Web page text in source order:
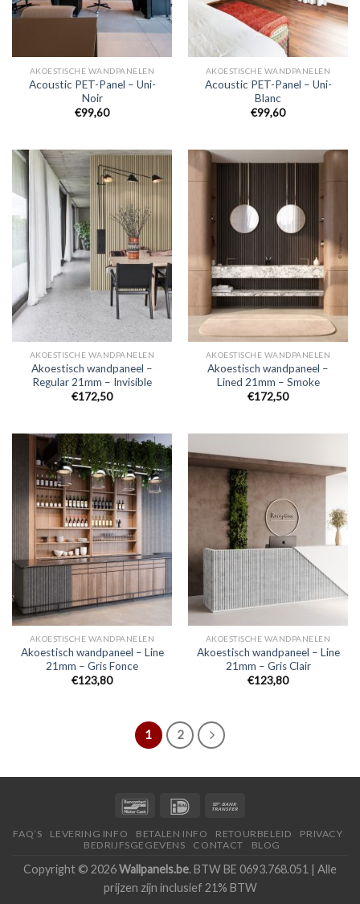
AKOESTISCHE WANDPANELEN
Acoustic PET-Panel – Uni-
Noir
€99,60
AKOESTISCHE WANDPANELEN
Acoustic PET-Panel – Uni-
Blanc
€99,60
AKOESTISCHE WANDPANELEN
Akoestisch wandpaneel –
Regular 21mm – Invisible
€172,50
AKOESTISCHE WANDPANELEN
Akoestisch wandpaneel –
Lined 21mm – Smoke
€172,50
AKOESTISCHE WANDPANELEN
Akoestisch wandpaneel – Line
21mm – Gris Fonce
€123,80
AKOESTISCHE WANDPANELEN
Akoestisch wandpaneel – Line
21mm – Gris Clair
€123,80
1 2
FAQ’S LEVERING INFO BETALEN INFO RETOURBELEID
PRIVACY
BEDRIJFSGEGEVENS
CONTACT BLOG
Copyright © 2026Wallpanels.be. BTW BE 0693.768.051 | Alle
prijzen zijn inclusief 21% BTW